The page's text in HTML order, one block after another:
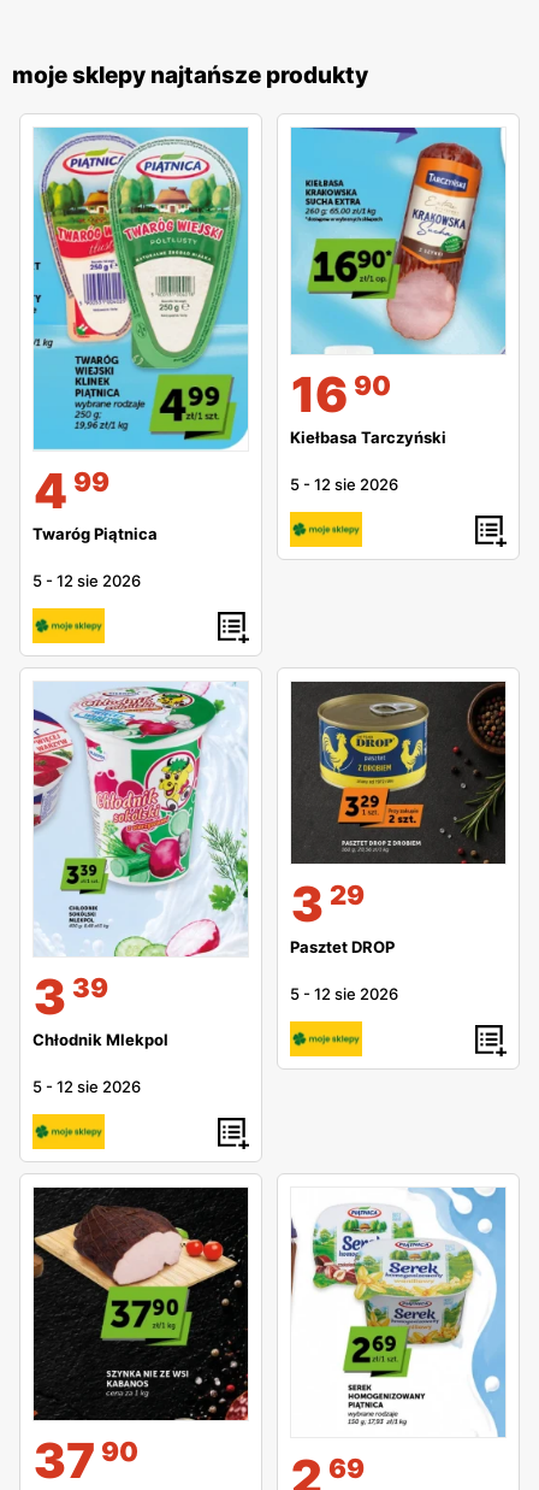
moje sklepy najtańsze produkty
4 99
Twaróg Piątnica
5 -12 sie 2026
16 90
Kiełbasa Tarczyński
5 -12 sie 2026
3 39
Chłodnik Mlekpol
5 -12 sie 2026
3 29
Pasztet DROP
5 -12 sie 2026
37 90 2 69